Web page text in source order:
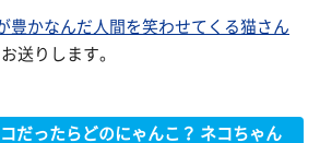
豊かなんだ人間を笑わせてくる猫さん
送りします。
だったらどのにゃんこ？ ネコちゃん